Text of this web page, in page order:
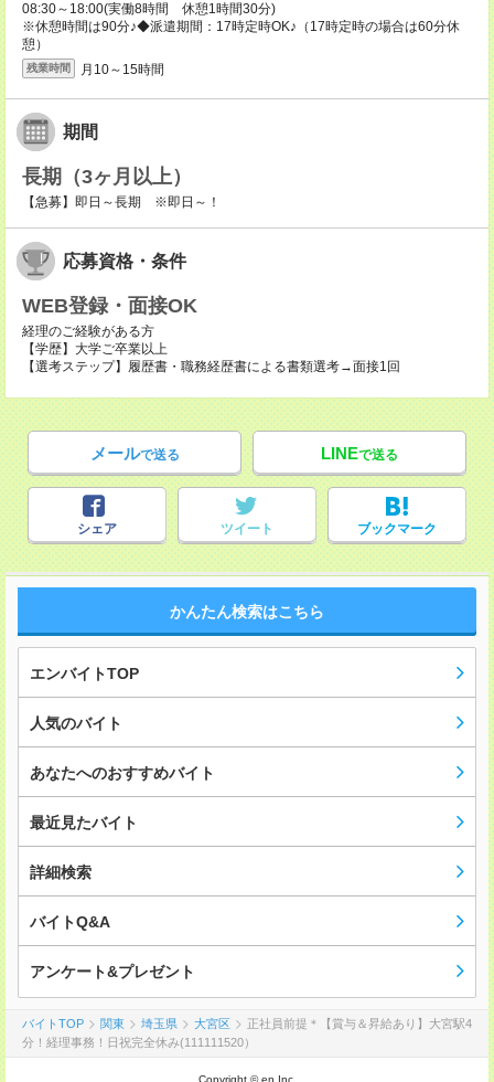
08:30～18:00(実働8時間 休憩1時間30分)
※休憩時間は90分♪◆派遣期間：17時定時OK♪（17時定時の場合は60分休
憩）
残業時間 月10～15時間
期間
長期（3ヶ月以上）
【急募】即日～長期 ※即日～！
応募資格・条件
WEB登録・面接OK
経理のご経験がある方
【学歴】大学ご卒業以上
【選考ステップ】履歴書・職務経歴書による書類選考→面接1回
メールで送る LINEで送る
シェア ツイート ブックマーク
かんたん検索はこちら
エンバイトTOP
人気のバイト
あなたへのおすすめバイト
最近見たバイト
詳細検索
バイトQ&A
アンケート&プレゼント
バイトTOP 関東 埼玉県 大宮区
正社員前提＊【賞与＆昇給あり】大宮駅4
分！経理事務！日祝完全休み(111111520）
Copyright © en Inc.